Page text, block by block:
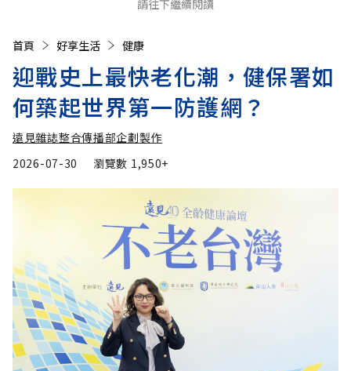
請往下繼續閱讀
首頁 好享生活 健康
迎戰史上最快老化潮，健保署如
何築起世界第一防護網？
遠見雜誌整合傳播部企劃製作
2026-07-30
瀏覽數 1,950+